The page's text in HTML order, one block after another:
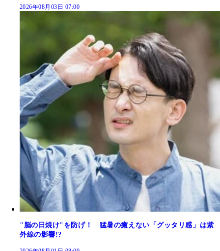
2026年08月03日 07:00
"脳の日焼け"を防げ！ 猛暑の癒えない「グッタリ感」は紫
外線の影響!?